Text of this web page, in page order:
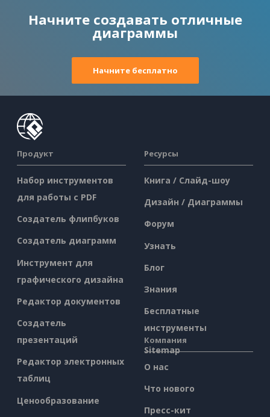
Начните создавать отличные
диаграммы
Начните бесплатно
Продукт
Набор инструментов
для работы с PDF
Создатель флипбуков
Создатель диаграмм
Инструмент для
графического дизайна
Редактор документов
Создатель
презентаций
Редактор электронных
таблиц
Ценообразование
Ресурсы
Книга / Слайд-шоу
Дизайн / Диаграммы
Форум
Узнать
Блог
Знания
Бесплатные
инструменты
Sitemap
Компания
О нас
Что нового
Пресс-кит